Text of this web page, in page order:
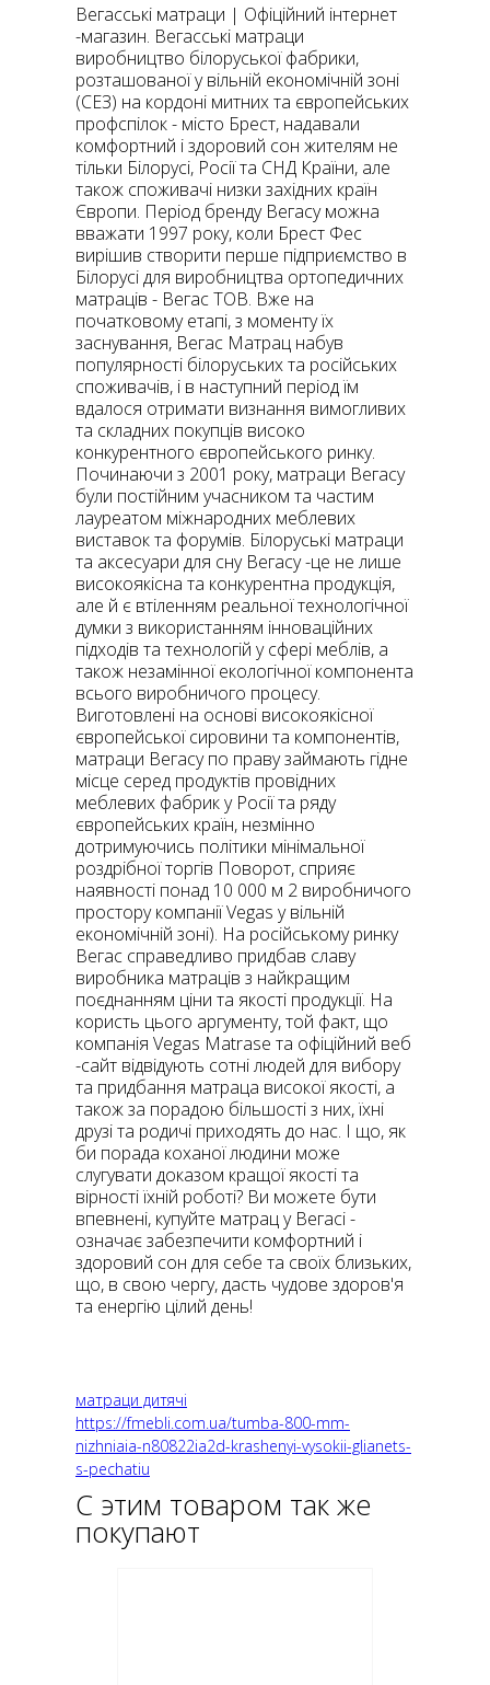
Вегасські матраци | Офіційний інтернет
-магазин. Вегасські матраци
виробництво білоруської фабрики,
розташованої у вільній економічній зоні
(СЕЗ) на кордоні митних та європейських
профспілок - місто Брест, надавали
комфортний і здоровий сон жителям не
тільки Білорусі, Росії та СНД Країни, але
також споживачі низки західних країн
Європи. Період бренду Вегасу можна
вважати 1997 року, коли Брест Фес
вирішив створити перше підприємство в
Білорусі для виробництва ортопедичних
матраців - Вегас ТОВ. Вже на
початковому етапі, з моменту їх
заснування, Вегас Матрац набув
популярності білоруських та російських
споживачів, і в наступний період їм
вдалося отримати визнання вимогливих
та складних покупців високо
конкурентного європейського ринку.
Починаючи з 2001 року, матраци Вегасу
були постійним учасником та частим
лауреатом міжнародних меблевих
виставок та форумів. Білоруські матраци
та аксесуари для сну Вегасу -це не лише
високоякісна та конкурентна продукція,
але й є втіленням реальної технологічної
думки з використанням інноваційних
підходів та технологій у сфері меблів, а
також незамінної екологічної компонента
всього виробничого процесу.
Виготовлені на основі високоякісної
європейської сировини та компонентів,
матраци Вегасу по праву займають гідне
місце серед продуктів провідних
меблевих фабрик у Росії та ряду
європейських країн, незмінно
дотримуючись політики мінімальної
роздрібної торгів Поворот, сприяє
наявності понад 10 000 м 2 виробничого
простору компанії Vegas у вільній
економічній зоні). На російському ринку
Вегас справедливо придбав славу
виробника матраців з найкращим
поєднанням ціни та якості продукції. На
користь цього аргументу, той факт, що
компанія Vegas Matrase та офіційний веб
-сайт відвідують сотні людей для вибору
та придбання матраца високої якості, а
також за порадою більшості з них, їхні
друзі та родичі приходять до нас. І що, як
би порада коханої людини може
слугувати доказом кращої якості та
вірності їхній роботі? Ви можете бути
впевнені, купуйте матрац у Вегасі -
означає забезпечити комфортний і
здоровий сон для себе та своїх близьких,
що, в свою чергу, дасть чудове здоров'я
та енергію цілий день!
матраци дитячі
https://fmebli.com.ua/tumba-800-mm-
nizhniaia-n80822ia2d-krashenyi-vysokii-glianets-
s-pechatiu
С этим товаром так же
покупают